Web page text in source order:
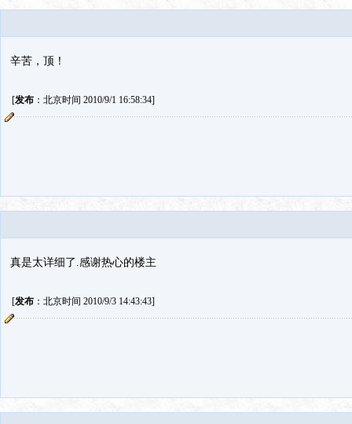
辛苦，顶！
[发布：北京时间 2010/9/1 16:58:34]
真是太详细了.感谢热心的楼主
[发布：北京时间 2010/9/3 14:43:43]